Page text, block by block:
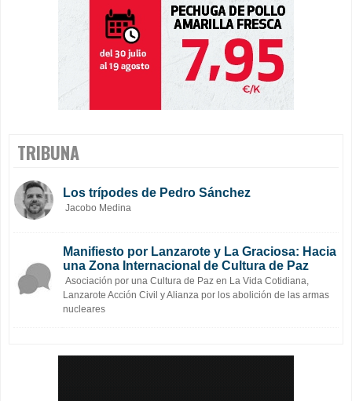
TRIBUNA
Los trípodes de Pedro Sánchez
Jacobo Medina
Manifiesto por Lanzarote y La Graciosa: Hacia
una Zona Internacional de Cultura de Paz
Asociación por una Cultura de Paz en La Vida Cotidiana,
Lanzarote Acción Civil y Alianza por los abolición de las armas
nucleares